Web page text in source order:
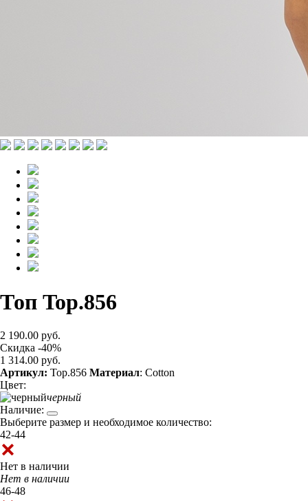
Топ Top.856
2 190.00 руб.
Скидка -40%
1 314.00 руб.
Артикул: Top.856 Материал: Cotton
Цвет:
черный
Наличие:
Выберите размер и необходимое количество:
42-44
Нет в наличии
Нет в наличии
46-48